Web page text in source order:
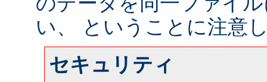
い、 ということに注意
セキュリティ